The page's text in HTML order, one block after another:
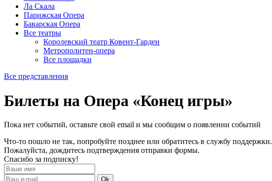
Ла Скала
Парижская Опера
Баварская Опера
Все театры
Королевский театр Ковент-Гарден
Метрополитен-опера
Все площадки
Все представления
Билеты на Опера «Конец игры»
Пока нет событий, оставьте свой email и мы сообщим о появлении событий
Что-то пошло не так, попробуйте позднее или обратитесь в службу поддержки.
Пожалуйста, дождитесь подтверждения отправки формы.
Спасибо за подписку!
Ok